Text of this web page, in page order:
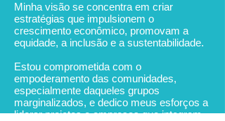
Minha visão se concentra em criar
estratégias que impulsionem o
crescimento econômico, promovam a
equidade, a inclusão e a sustentabilidade.
Estou comprometida com o
empoderamento das comunidades,
especialmente daqueles grupos
marginalizados, e dedico meus esforços a
liderar projetos e empresas que integrem